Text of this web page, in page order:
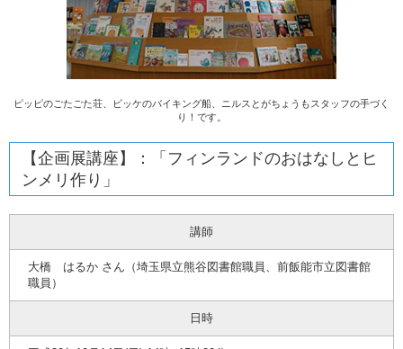
ピッピのごたごた荘、ビッケのバイキング船、ニルスとがちょうもスタッフの手づく
り！です。
【企画展講座】：「フィンランドのおはなしとヒ
ンメリ作り」
講師
大橋 はるか さん（埼玉県立熊谷図書館職員、前飯能市立図書館
職員）
日時